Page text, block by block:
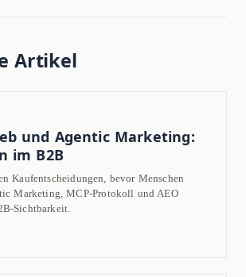
Artikel
und Agentic Marketing:
im B2B
Kaufentscheidungen, bevor Menschen
Marketing, MCP-Protokoll und AEO
Sichtbarkeit.